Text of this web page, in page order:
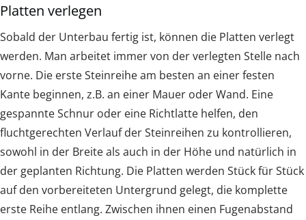
Platten verlegen
Sobald der Unterbau fertig ist, können die Platten verlegt
werden. Man arbeitet immer von der verlegten Stelle nach
vorne. Die erste Steinreihe am besten an einer festen
Kante beginnen, z.B. an einer Mauer oder Wand. Eine
gespannte Schnur oder eine Richtlatte helfen, den
fluchtgerechten Verlauf der Steinreihen zu kontrollieren,
sowohl in der Breite als auch in der Höhe und natürlich in
der geplanten Richtung. Die Platten werden Stück für Stück
auf den vorbereiteten Untergrund gelegt, die komplette
erste Reihe entlang. Zwischen ihnen einen Fugenabstand